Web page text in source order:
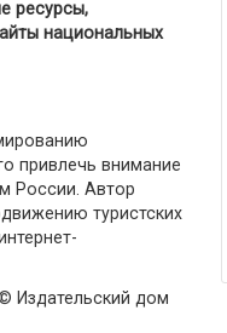
ресурсы,
национальных
привлечь внимание
России. Автор
туристских
Издательский дом